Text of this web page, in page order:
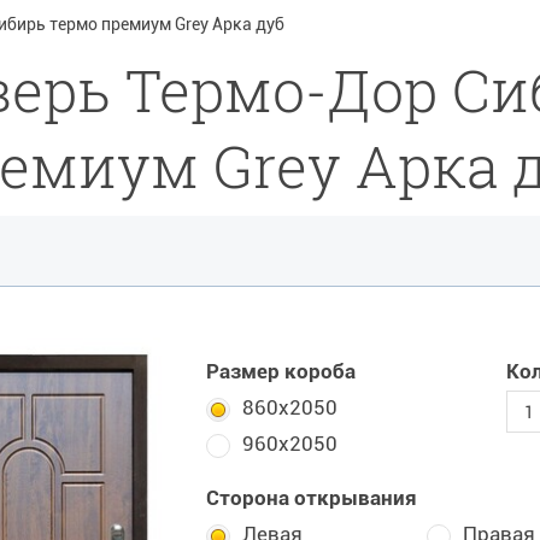
термо премиум Grey Арка дуб
Термо-Дор
Grey Арка
Размер короба
860х2050
960х2050
Сторона открывания
Левая
Правая